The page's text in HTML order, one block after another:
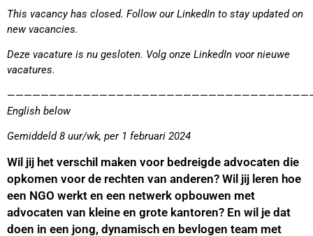
This vacancy has closed. Follow our LinkedIn to stay updated on
new vacancies.
Deze vacature is nu gesloten. Volg onze LinkedIn voor nieuwe
vacatures.
English below
Gemiddeld 8 uur/wk, per 1 februari 2024
Wil jij het verschil maken voor bedreigde advocaten die
opkomen voor de rechten van anderen? Wil jij leren hoe
een NGO werkt en een netwerk opbouwen met
advocaten van kleine en grote kantoren? En wil je dat
doen in een jong, dynamisch en bevlogen team met